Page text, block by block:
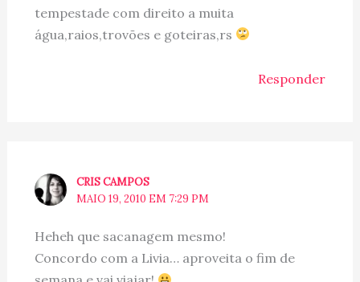
tempestade com direito a muita
água,raios,trovões e goteiras,rs
Responder
CRIS CAMPOS
MAIO 19, 2010 EM 7:29 PM
Heheh que sacanagem mesmo!
Concordo com a Livia… aproveita o fim de